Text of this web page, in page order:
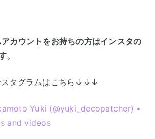
カウントをお持ちの方はインスタの
。
スタグラムはこちら↓↓↓
Yuki (@yuki_decopatcher) •
and videos